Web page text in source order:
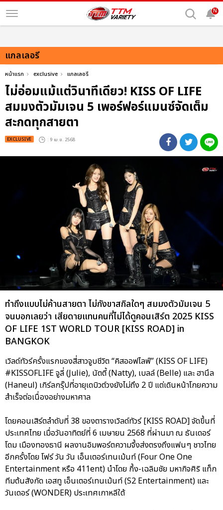
N
แกลเลอรี
หน้าแรก exclusive แกลเลอรี
ไม่อ่อมแม้แต่วินาทีเดียว! KISS OF LIFE
สมมงตัวมัมเจน 5 เพอร์ฟอร์แมนซ์จัดเต็ม
สะกดทุกสายตา
EXCLUSIVE : 9 เม.ย. 2568
ทำถึงแบบไม่ค้านสายตา ไม่กังขาสกิลใดๆ สมมงตัวมัมเจน 5
จนบอกเลยว่า เสียดายแทนคนที่ไม่ได้ดูคอนเสิร์ต 2025 KISS
OF LIFE 1ST WORLD TOUR [KISS ROAD] in
BANGKOK
เวิลด์ทัวร์ครั้งแรกของสี่สาวจูบชีวิต “คิสออฟไลฟ์” (KISS OF LIFE)
#KISSOFLIFE จูลี่ (Julie), นัตตี้ (Natty), เบลล์ (Belle) และ ฮานึล
(Haneul) เกิร์ลกรุ๊ปที่อายุเดบิวต์วงยังไม่ถึง 2 ปี แต่เดินหน้าโกยความ
สำเร็จต่อเนื่องอย่างมหาศาล
โดยคอนเสิร์ตลำดับที่ 38 ของตารางเวิลด์ทัวร์ [KISS ROAD] จัดขึ้นที่
ประเทศไทย เมื่อวันอาทิตย์ที่ 6 เมษายน 2568 ที่ผ่านมา ณ ธันเดอร์
โดม เมืองทองธานี ผลงานอิมพอร์ตความจึ้งส่งตรงถึงแฟนๆ ชาวไทย
อีกครั้งโดย โฟร์ วัน วัน เอ็นเตอร์เทนเม้นท์ (Four One One
Entertainment หรือ 411ent) นำโดย กึ้ง-เฉลิมชัย มหากิจศิริ แท็ก
ทีมต้นสังกัด เอสทู เอ็นเตอร์เทนเม้นท์ (S2 Entertainment) และ
วันเดอร์ (WONDER) ประเทศเกาหลีใต้